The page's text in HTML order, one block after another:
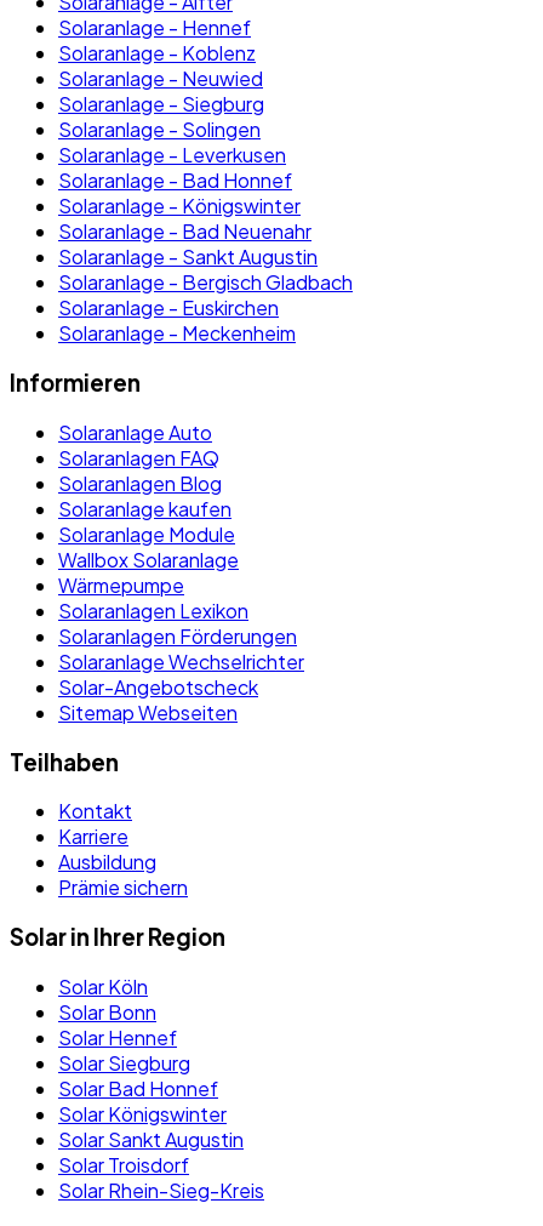
Solaranlage - Hennef
Solaranlage - Koblenz
Solaranlage - Neuwied
Solaranlage - Siegburg
Solaranlage - Solingen
Solaranlage - Leverkusen
Solaranlage - Bad Honnef
Solaranlage - Königswinter
Solaranlage - Bad Neuenahr
Solaranlage - Sankt Augustin
Solaranlage - Bergisch Gladbach
Solaranlage - Euskirchen
Solaranlage - Meckenheim
Informieren
Solaranlage Auto
Solaranlagen FAQ
Solaranlagen Blog
Solaranlage kaufen
Solaranlage Module
Wallbox Solaranlage
Wärmepumpe
Solaranlagen Lexikon
Solaranlagen Förderungen
Solaranlage Wechselrichter
Solar-Angebotscheck
Sitemap Webseiten
Teilhaben
Kontakt
Karriere
Ausbildung
Prämie sichern
Solar in Ihrer Region
Solar Köln
Solar Bonn
Solar Hennef
Solar Siegburg
Solar Bad Honnef
Solar Königswinter
Solar Sankt Augustin
Solar Troisdorf
Solar Rhein-Sieg-Kreis